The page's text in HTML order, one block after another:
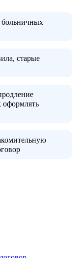
больничных
старые
оформлять